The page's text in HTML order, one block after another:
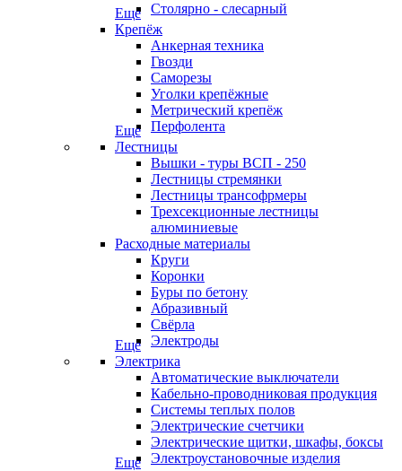
Столярно - слесарный
Еще
Крепёж
Анкерная техника
Гвозди
Саморезы
Уголки крепёжные
Метрический крепёж
Перфолента
Еще
Лестницы
Вышки - туры ВСП - 250
Лестницы стремянки
Лестницы трансофрмеры
Трехсекционные лестницы
алюминиевые
Расходные материалы
Круги
Коронки
Буры по бетону
Абразивный
Свёрла
Электроды
Еще
Электрика
Автоматические выключатели
Кабельно-проводниковая продукция
Системы теплых полов
Электрические счетчики
Электрические щитки, шкафы, боксы
Электроустановочные изделия
Еще